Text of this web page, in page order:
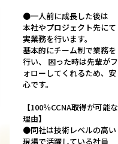
●一人前に成長した後は
本社やプロジェクト先にて
実業務を行います。
基本的にチーム制で業務を
行い、 困った時は先輩がフ
ォローしてくれるため、安
心です。
【100％CCNA取得が可能な
理由】
●同社は技術レベルの高い
現場で活躍している社員